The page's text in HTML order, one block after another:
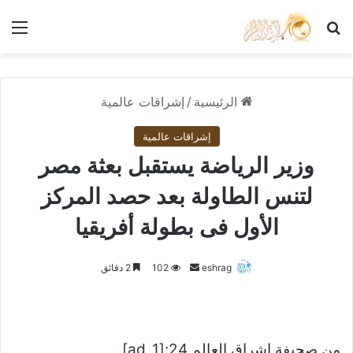
بحث عن
الرئيسية / إشراقات عالمية
إشراقات عالمية
وزير الرياضة يستقبل بعثة مصر
لتنس الطاولة بعد حصد المركز
الأول فى بطولة أفريقيا
eshrag
أرسل 102